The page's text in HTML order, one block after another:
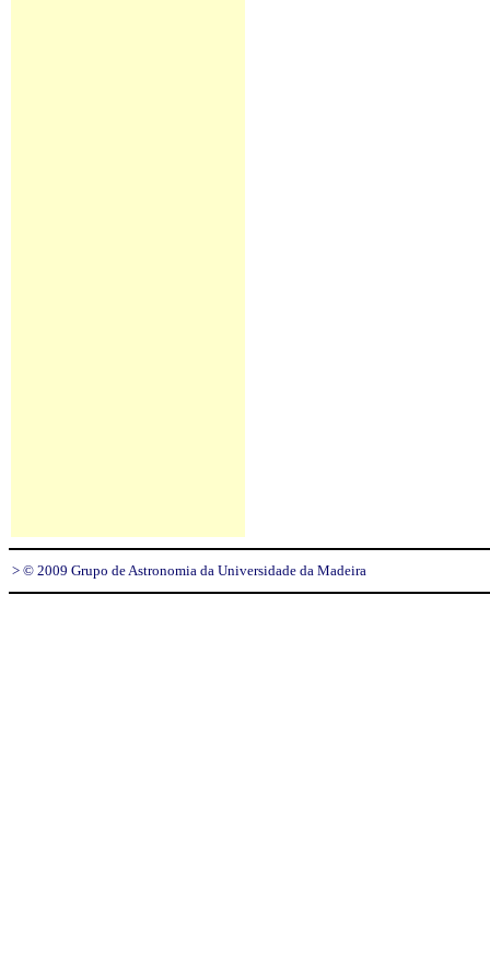
> © 2009 Grupo de Astronomia da Universidade da Madeira